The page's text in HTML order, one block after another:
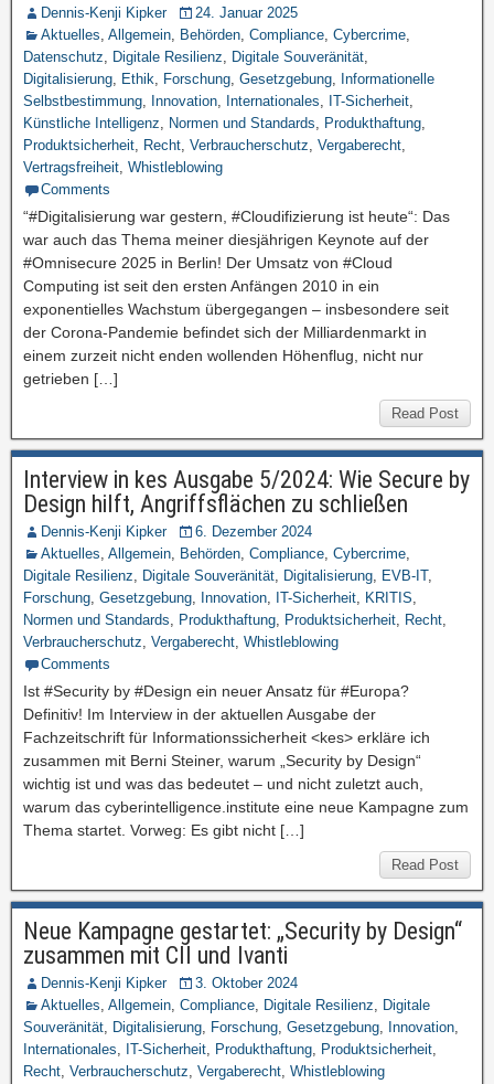
Dennis-Kenji Kipker
24. Januar 2025
Aktuelles, Allgemein, Behörden, Compliance, Cybercrime,
Datenschutz, Digitale Resilienz, Digitale Souveränität,
Digitalisierung, Ethik, Forschung, Gesetzgebung, Informationelle
Selbstbestimmung, Innovation, Internationales, IT-Sicherheit,
Künstliche Intelligenz, Normen und Standards, Produkthaftung,
Produktsicherheit, Recht, Verbraucherschutz, Vergaberecht,
Vertragsfreiheit, Whistleblowing
Comments
“#Digitalisierung war gestern, #Cloudifizierung ist heute“: Das
war auch das Thema meiner diesjährigen Keynote auf der
#Omnisecure 2025 in Berlin! Der Umsatz von #Cloud
Computing ist seit den ersten Anfängen 2010 in ein
exponentielles Wachstum übergegangen – insbesondere seit
der Corona-Pandemie befindet sich der Milliardenmarkt in
einem zurzeit nicht enden wollenden Höhenflug, nicht nur
getrieben […]
Read Post
Interview in kes Ausgabe 5/2024: Wie Secure by
Design hilft, Angriffsflächen zu schließen
Dennis-Kenji Kipker
6. Dezember 2024
Aktuelles, Allgemein, Behörden, Compliance, Cybercrime,
Digitale Resilienz, Digitale Souveränität, Digitalisierung, EVB-IT,
Forschung, Gesetzgebung, Innovation, IT-Sicherheit, KRITIS,
Normen und Standards, Produkthaftung, Produktsicherheit, Recht,
Verbraucherschutz, Vergaberecht, Whistleblowing
Comments
Ist #Security by #Design ein neuer Ansatz für #Europa?
Definitiv! Im Interview in der aktuellen Ausgabe der
Fachzeitschrift für Informationssicherheit <kes> erkläre ich
zusammen mit Berni Steiner, warum „Security by Design“
wichtig ist und was das bedeutet – und nicht zuletzt auch,
warum das cyberintelligence.institute eine neue Kampagne zum
Thema startet. Vorweg: Es gibt nicht […]
Read Post
Neue Kampagne gestartet: „Security by Design“
zusammen mit CII und Ivanti
Dennis-Kenji Kipker
3. Oktober 2024
Aktuelles, Allgemein, Compliance, Digitale Resilienz, Digitale
Souveränität, Digitalisierung, Forschung, Gesetzgebung, Innovation,
Internationales, IT-Sicherheit, Produkthaftung, Produktsicherheit,
Recht, Verbraucherschutz, Vergaberecht, Whistleblowing